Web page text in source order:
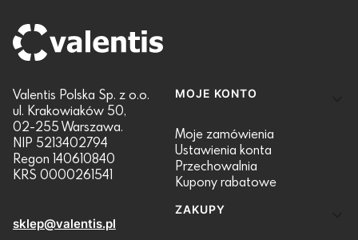
Valentis Polska Sp. z o.o.
ul. Krakowiaków 50,
02-255 Warszawa.
NIP 5213402794
Regon 140610840
KRS 0000261541
sklep@valentis.pl
Linki w stopce
MOJE KONTO
Moje zamówienia
Ustawienia konta
Przechowalnia
Kupony rabatowe
ZAKUPY